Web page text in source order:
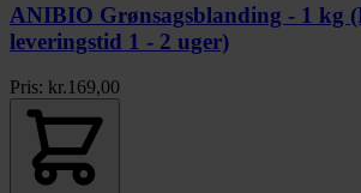
ANIBIO Grønsagsblanding - 1 kg
leveringstid 1 - 2 uger)
Pris: kr.169,00